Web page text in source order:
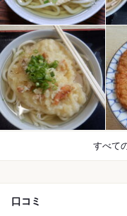
すべて
口コミ